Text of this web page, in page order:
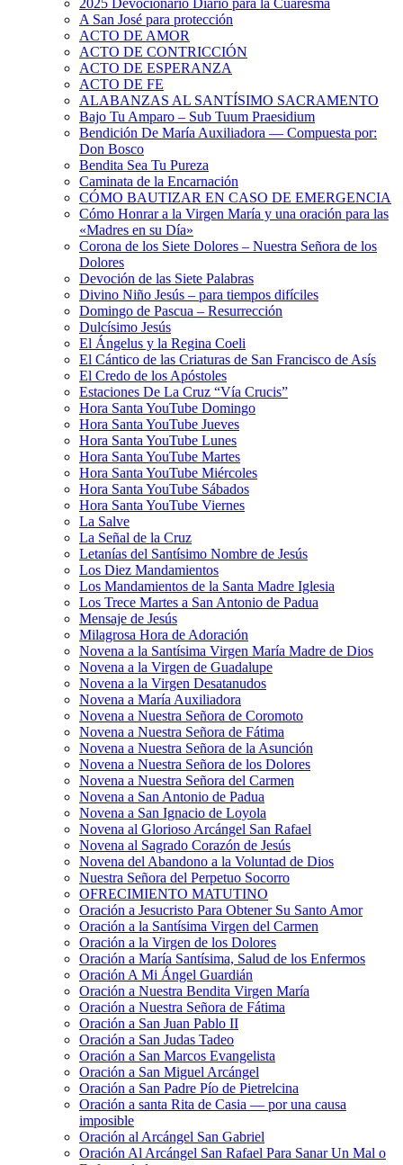
A San José para protección
ACTO DE AMOR
ACTO DE CONTRICCIÓN
ACTO DE ESPERANZA
ACTO DE FE
ALABANZAS AL SANTÍSIMO SACRAMENTO
Bajo Tu Amparo – Sub Tuum Praesidium
Bendición De María Auxiliadora — Compuesta por:
Don Bosco
Bendita Sea Tu Pureza
Caminata de la Encarnación
CÓMO BAUTIZAR EN CASO DE EMERGENCIA
Cómo Honrar a la Virgen María y una oración para las
«Madres en su Día»
Corona de los Siete Dolores – Nuestra Señora de los
Dolores
Devoción de las Siete Palabras
Divino Niño Jesús – para tiempos difíciles
Domingo de Pascua – Resurrección
Dulcísimo Jesús
El Ángelus y la Regina Coeli
El Cántico de las Criaturas de San Francisco de Asís
El Credo de los Apóstoles
Estaciones De La Cruz “Vía Crucis”
Hora Santa YouTube Domingo
Hora Santa YouTube Jueves
Hora Santa YouTube Lunes
Hora Santa YouTube Martes
Hora Santa YouTube Miércoles
Hora Santa YouTube Sábados
Hora Santa YouTube Viernes
La Salve
La Señal de la Cruz
Letanías del Santísimo Nombre de Jesús
Los Diez Mandamientos
Los Mandamientos de la Santa Madre Iglesia
Los Trece Martes a San Antonio de Padua
Mensaje de Jesús
Milagrosa Hora de Adoración
Novena a la Santísima Virgen María Madre de Dios
Novena a la Virgen de Guadalupe
Novena a la Virgen Desatanudos
Novena a María Auxiliadora
Novena a Nuestra Señora de Coromoto
Novena a Nuestra Señora de Fátima
Novena a Nuestra Señora de la Asunción
Novena a Nuestra Señora de los Dolores
Novena a Nuestra Señora del Carmen
Novena a San Antonio de Padua
Novena a San Ignacio de Loyola
Novena al Glorioso Arcángel San Rafael
Novena al Sagrado Corazón de Jesús
Novena del Abandono a la Voluntad de Dios
Nuestra Señora del Perpetuo Socorro
OFRECIMIENTO MATUTINO
Oración a Jesucristo Para Obtener Su Santo Amor
Oración a la Santísima Virgen del Carmen
Oración a la Virgen de los Dolores
Oración a María Santísima, Salud de los Enfermos
Oración A Mi Ángel Guardián
Oración a Nuestra Bendita Virgen María
Oración a Nuestra Señora de Fátima
Oración a San Juan Pablo II
Oración a San Judas Tadeo
Oración a San Marcos Evangelista
Oración a San Miguel Arcángel
Oración a San Padre Pío de Pietrelcina
Oración a santa Rita de Casia — por una causa
imposible
Oración al Arcángel San Gabriel
Oración Al Arcángel San Rafael Para Sanar Un Mal o